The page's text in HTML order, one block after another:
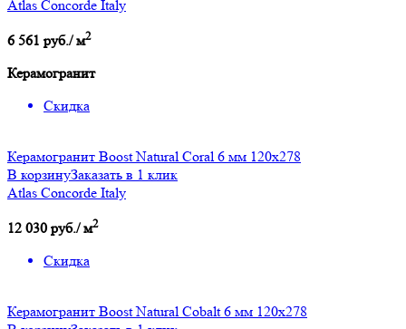
Atlas Concorde Italy
6 561 руб./ м2
Керамогранит
Скидка
Керамогранит Boost Natural Coral 6 мм 120x278
В корзинуЗаказать в 1 клик
Atlas Concorde Italy
12 030 руб./ м2
Скидка
Керамогранит Boost Natural Cobalt 6 мм 120x278